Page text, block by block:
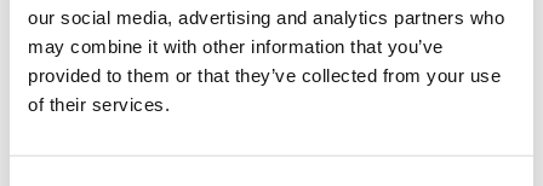
our social media, advertising and analytics partners who
may combine it with other information that you’ve
provided to them or that they’ve collected from your use
of their services.
Conclusiones
Nuestro análisis del programa malicioso QWERTY publicado por